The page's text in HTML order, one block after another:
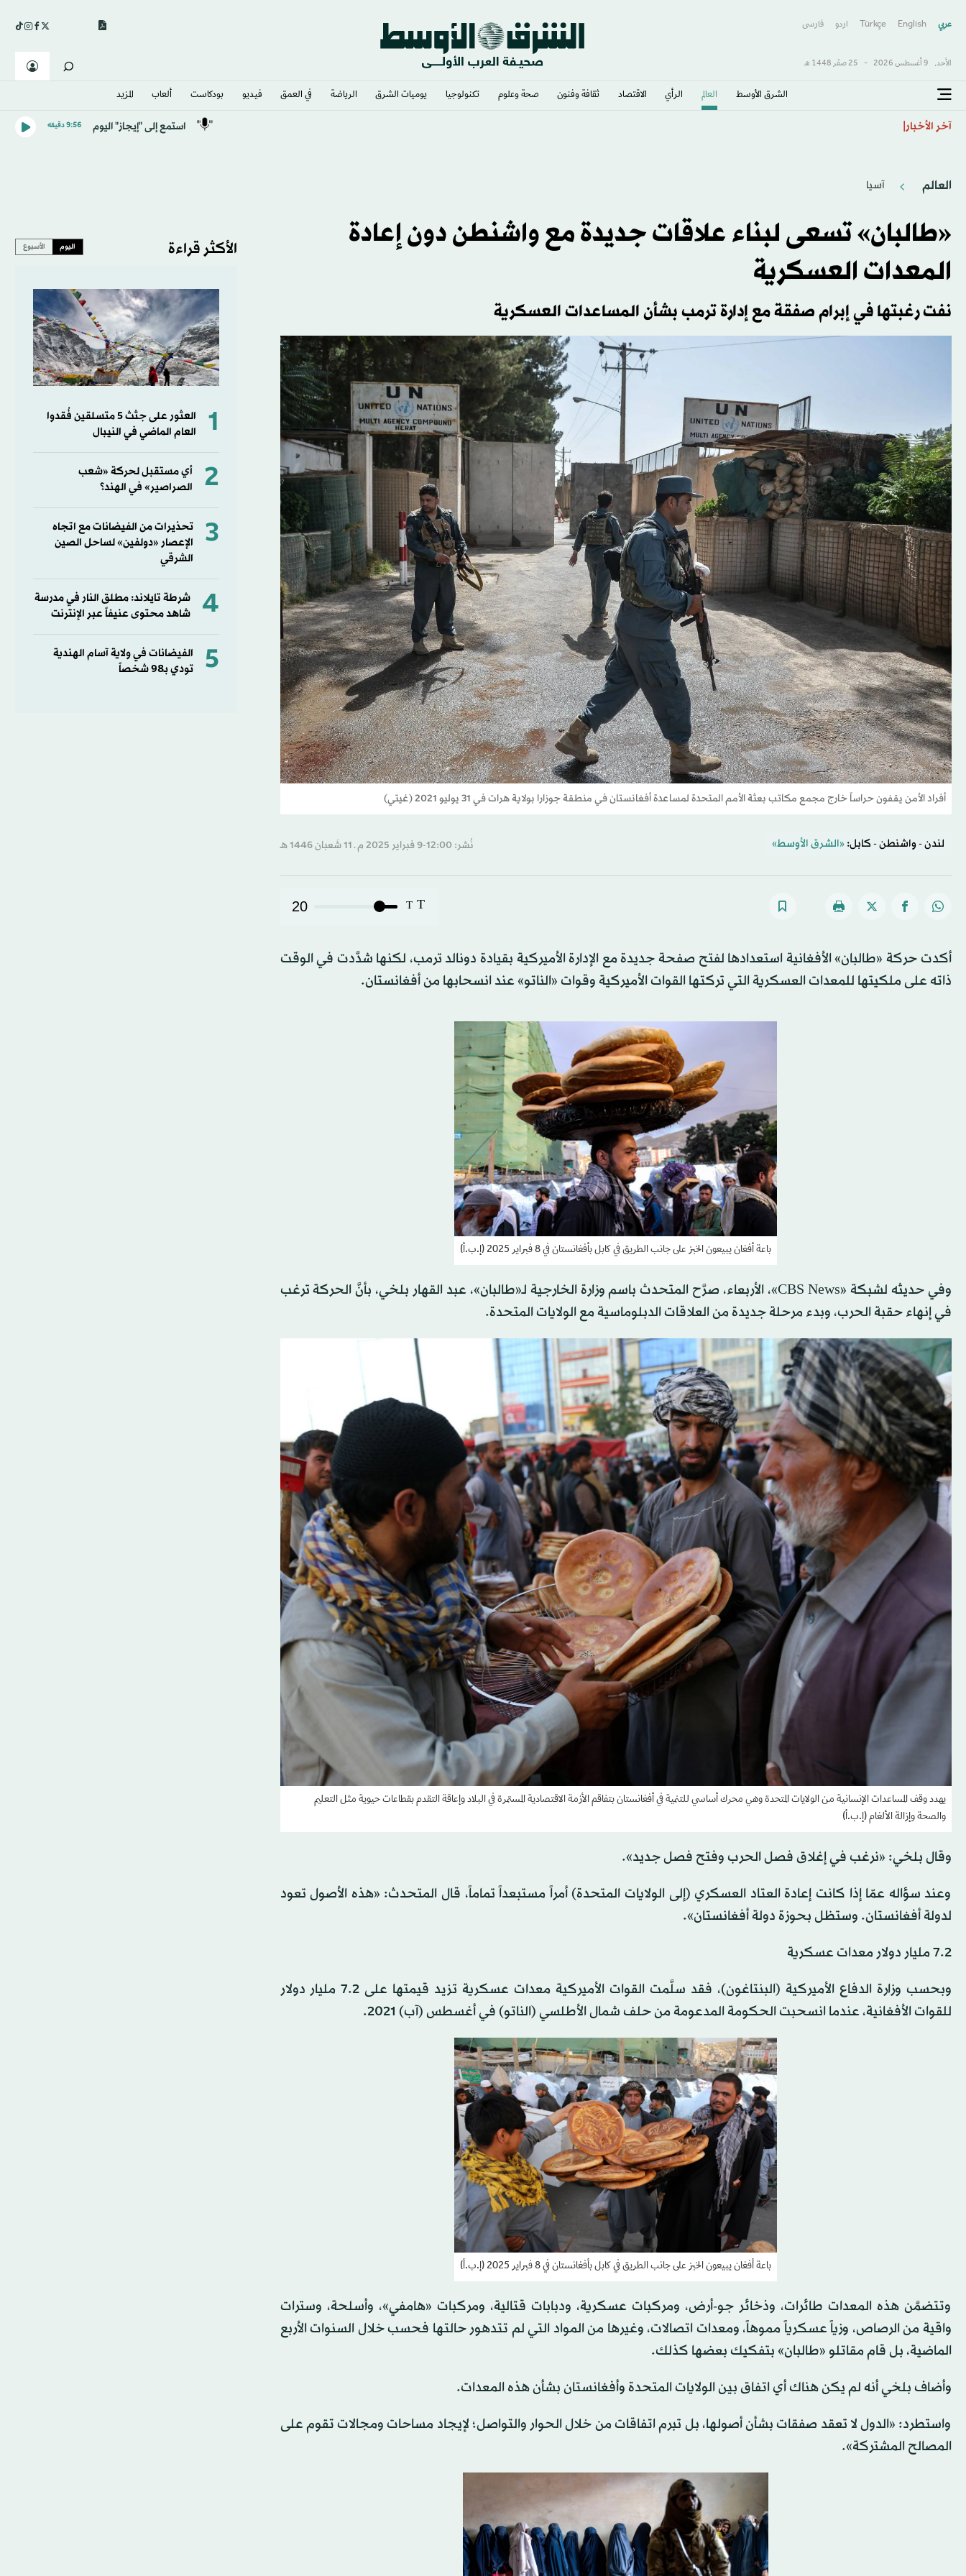
عربي English
Türkçe اردو فارسى
الأحد, 9 أغسطس 2026 - 25 صفَر 1448 هـ
الشرق الأوسط​ العالم الرأي الاقتصاد ثقافة وفنون صحة وعلوم تكنولوجيا يوميات الشرق​ الرياضة في العمق فيديو بودكاست ألعاب المزيد
آخر الأخبار استمع إلى "إيجاز" اليوم 9:56 دقيقه
العالم آسيا
«طالبان» تسعى لبناء علاقات جديدة مع واشنطن دون إعادة
المعدات العسكرية
نفت رغبتها في إبرام صفقة مع إدارة ترمب بشأن المساعدات العسكرية
أفراد الأمن يقفون حراساً خارج مجمع مكاتب بعثة الأمم المتحدة لمساعدة أفغانستان في منطقة جوزارا بولاية هرات في 31 يوليو 2021 (غيتي)
لندن - واشنطن - كابل: «الشرق الأوسط» نُشر: 12:00-9 فبراير 2025 م ـ 11 شَعبان 1446 هـ
T
T
20
أكدت حركة «طالبان» الأفغانية استعدادها لفتح صفحة جديدة مع الإدارة الأميركية بقيادة دونالد ترمب، لكنها شدَّدت في الوقت
ذاته على ملكيتها للمعدات العسكرية التي تركتها القوات الأميركية وقوات «الناتو» عند انسحابها من أفغانستان.
باعة أفغان يبيعون الخبز على جانب الطريق في كابل بأفغانستان في 8 فبراير 2025 (إ.ب.أ)
وفي حديثه لشبكة «CBS News»، الأربعاء، صرَّح المتحدث باسم وزارة الخارجية لـ«طالبان»، عبد القهار بلخي، بأنَّ الحركة ترغب
في إنهاء حقبة الحرب، وبدء مرحلة جديدة من العلاقات الدبلوماسية مع الولايات المتحدة.
يهدد وقف المساعدات الإنسانية من الولايات المتحدة وهي محرك أساسي للتنمية في أفغانستان بتفاقم الأزمة الاقتصادية المستمرة في البلاد وإعاقة التقدم بقطاعات حيوية مثل التعليم
والصحة وإزالة الألغام (إ.ب.أ)
وقال بلخي: «نرغب في إغلاق فصل الحرب وفتح فصل جديد».
وعند سؤاله عمّا إذا كانت إعادة العتاد العسكري (إلى الولايات المتحدة) أمراً مستبعداً تماماً، قال المتحدث: «هذه الأصول تعود
لدولة أفغانستان. وستظل بحوزة دولة أفغانستان».
7.2 مليار دولار معدات عسكرية
وبحسب وزارة الدفاع الأميركية (البنتاغون)، فقد سلَّمت القوات الأميركية معدات عسكرية تزيد قيمتها على 7.2 مليار دولار
للقوات الأفغانية، عندما انسحبت الحكومة المدعومة من حلف شمال الأطلسي (الناتو) في أغسطس (آب) 2021.
باعة أفغان يبيعون الخبز على جانب الطريق في كابل بأفغانستان في 8 فبراير 2025 (إ.ب.أ)
وتتضمَّن هذه المعدات طائرات، وذخائر جو-أرض، ومركبات عسكرية، ودبابات قتالية، ومركبات «هامفي»، وأسلحة، وسترات
واقية من الرصاص، وزياً عسكرياً مموهاً، ومعدات اتصالات، وغيرها من المواد التي لم تتدهور حالتها فحسب خلال السنوات الأربع
الماضية، بل قام مقاتلو «طالبان» بتفكيك بعضها كذلك.
وأضاف بلخي أنه لم يكن هناك أي اتفاق بين الولايات المتحدة وأفغانستان بشأن هذه المعدات.
واستطرد: «الدول لا تعقد صفقات بشأن أصولها، بل تبرم اتفاقات من خلال الحوار والتواصل؛ لإيجاد مساحات ومجالات تقوم على
المصالح المشتركة».
الأكثر قراءة اليوم الأسبوع
1
العثور على جثث 5 متسلقين فُقدوا
العام الماضي في النيبال
2
أي مستقبل لحركة «شعب
الصراصير» في الهند؟
3
تحذيرات من الفيضانات مع اتجاه
الإعصار «دولفين» لساحل الصين
الشرقي
4
شرطة تايلاند: مطلق النار في مدرسة
شاهد محتوى عنيفاً عبر الإنترنت
5
الفيضانات في ولاية آسام الهندية
تودي بـ98 شخصاً